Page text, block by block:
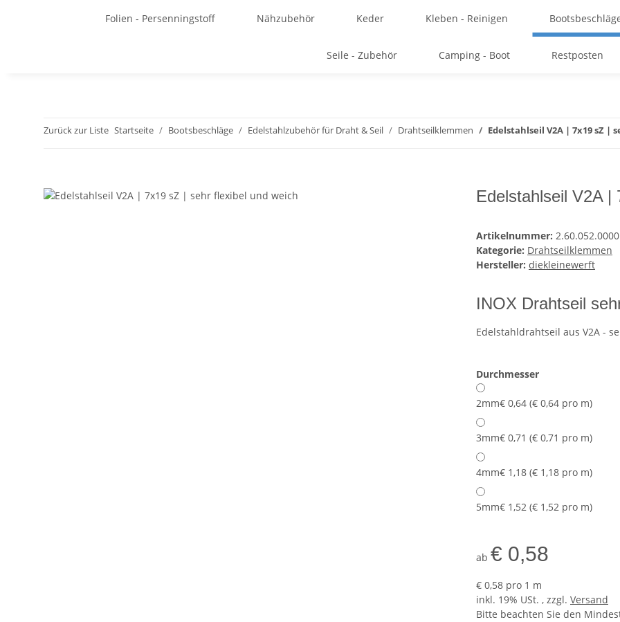
Folien - Persenningstoff Nähzubehör Keder Kleben - Reinigen
Seile - Zubehör Camping - Boot Restposten
Zurück zur Liste Startseite Bootsbeschläge Edelstahlzubehör für Draht & Seil Drahtseilklemmen Edelstahlseil V2A | 7x19 sZ |
Edelstahlseil V2A |
Artikelnummer: 2.60.052.0000
Kategorie: Drahtseilklemmen
Hersteller: diekleinewerft
INOX Drahtseil
Edelstahldrahtseil aus V2A -
Durchmesser
2mm€ 0,64 (€ 0,64 pro m)
3mm€ 0,71 (€ 0,71 pro m)
4mm€ 1,18 (€ 1,18 pro m)
5mm€ 1,52 (€ 1,52 pro m)
ab € 0,58
€ 0,58 pro 1 m
inkl. 19% USt. , zzgl. Versand
Bitte beachten Sie den